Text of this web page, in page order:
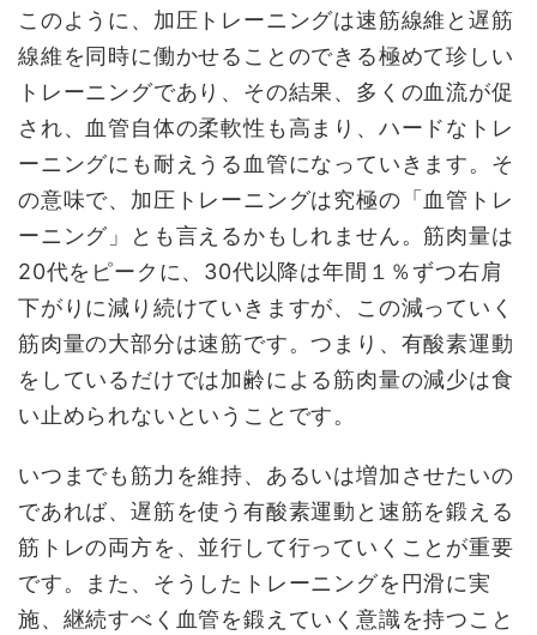
このように、加圧トレーニングは速筋線維と遅筋
線維を同時に働かせることのできる極めて珍しい
トレーニングであり、その結果、多くの血流が促
され、血管自体の柔軟性も高まり、ハードなトレ
ーニングにも耐えうる血管になっていきます。そ
の意味で、加圧トレーニングは究極の「血管トレ
ーニング」とも言えるかもしれません。筋肉量は
20代をピークに、30代以降は年間１％ずつ右肩
下がりに減り続けていきますが、この減っていく
筋肉量の大部分は速筋です。つまり、有酸素運動
をしているだけでは加齢による筋肉量の減少は食
い止められないということです。
いつまでも筋力を維持、あるいは増加させたいの
であれば、遅筋を使う有酸素運動と速筋を鍛える
筋トレの両方を、並行して行っていくことが重要
です。また、そうしたトレーニングを円滑に実
施、継続すべく血管を鍛えていく意識を持つこと